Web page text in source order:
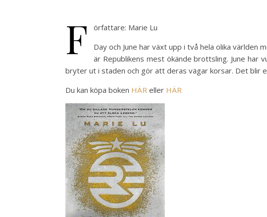
F
örfattare: Marie Lu
Day och June har växt upp i två hela olika världen
är Republikens mest ökände brottsling. June har
bryter ut i staden och gör att deras vägar korsar. Det blir
Du kan köpa boken HÄR eller HÄR